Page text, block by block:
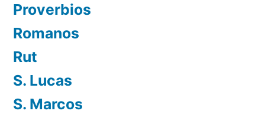
Proverbios
Romanos
Rut
S. Lucas
S. Marcos